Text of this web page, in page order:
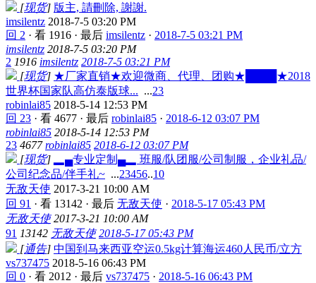
[现货] 版主, 請刪除, 謝謝.
imsilentz 2018-7-5 03:20 PM
回 2 · 看 1916 · 最后 imsilentz · 2018-7-5 03:21 PM
imsilentz 2018-7-5 03:20 PM
2 1916 imsilentz 2018-7-5 03:21 PM
[现货] ★厂家直销★欢迎微商、代理、团购★████★2018
世界杯国家队高仿泰版球... ...23
robinlai85 2018-5-14 12:53 PM
回 23 · 看 4677 · 最后 robinlai85 · 2018-6-12 03:07 PM
robinlai85 2018-5-14 12:53 PM
23 4677 robinlai85 2018-6-12 03:07 PM
[现货]
▂▄专业定制▄▂ 班服/队团服/公司制服，企业礼品/
公司纪念品/伴手礼~ ...23456..10
无敌天使 2017-3-21 10:00 AM
回 91 · 看 13142 · 最后 无敌天使 · 2018-5-17 05:43 PM
无敌天使 2017-3-21 10:00 AM
91 13142 无敌天使 2018-5-17 05:43 PM
[通告] 中国到马来西亚空运0.5kg计算海运460人民币/立方
vs737475 2018-5-16 06:43 PM
回 0 · 看 2012 · 最后 vs737475 · 2018-5-16 06:43 PM